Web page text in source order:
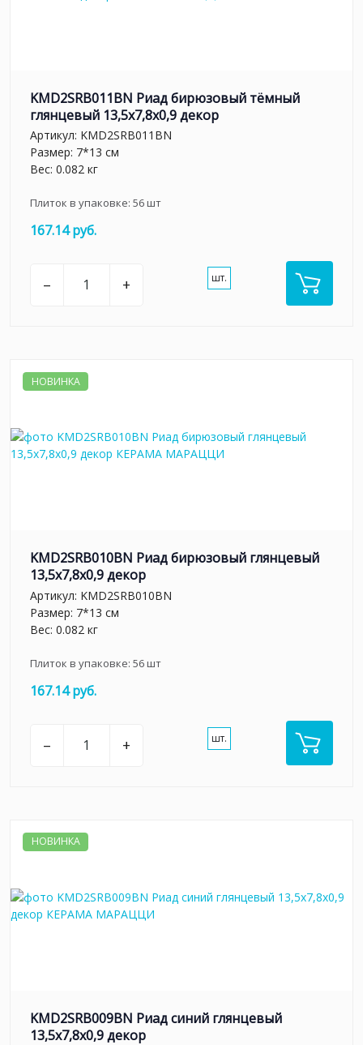
KMD2SRB011BN Риад бирюзовый тёмный
глянцевый 13,5x7,8x0,9 декор
Артикул: KMD2SRB011BN
Размер: 7*13 см
Вес: 0.082 кг
Плиток в упаковке: 56шт
167.14 руб.
– + шт.
НОВИНКА
KMD2SRB010BN Риад бирюзовый глянцевый
13,5x7,8x0,9 декор
Артикул: KMD2SRB010BN
Размер: 7*13 см
Вес: 0.082 кг
Плиток в упаковке: 56шт
167.14 руб.
– + шт.
НОВИНКА
KMD2SRB009BN Риад синий глянцевый
13,5x7,8x0,9 декор